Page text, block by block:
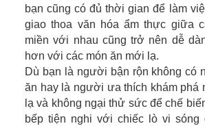
bạn cũng có đủ thời gian để làm
giao thoa văn hóa ẩm thực giữa
miền với nhau cũng trở nên dễ
hơn với các món ăn mới lạ.
Dù bạn là người bận rộn không có
ăn hay là người ưa thích khám phá
lạ và không ngại thử sức để chế
bếp tiện nghi với chiếc lò vi sóng